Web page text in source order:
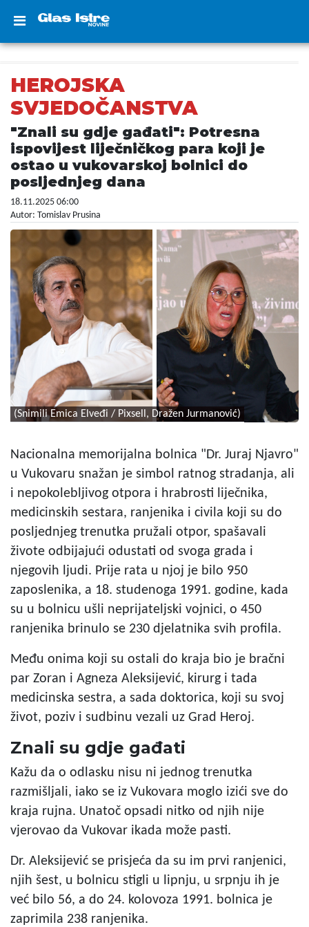
HEROJSKA
SVJEDOČANSTVA
"Znali su gdje gađati": Potresna
ispovijest liječničkog para koji je
ostao u vukovarskoj bolnici do
posljednjeg dana
18.11.2025 06:00
Autor: Tomislav Prusina
(Snimili Emica Elveđi / Pixsell, Dražen Jurmanović)
Nacionalna memorijalna bolnica "Dr. Juraj Njavro"
u Vukovaru snažan je simbol ratnog stradanja, ali
i nepokolebljivog otpora i hrabrosti liječnika,
medicinskih sestara, ranjenika i civila koji su do
posljednjeg trenutka pružali otpor, spašavali
živote odbijajući odustati od svoga grada i
njegovih ljudi. Prije rata u njoj je bilo 950
zaposlenika, a 18. studenoga 1991. godine, kada
su u bolnicu ušli neprijateljski vojnici, o 450
ranjenika brinulo se 230 djelatnika svih profila.
Među onima koji su ostali do kraja bio je bračni
par Zoran i Agneza Aleksijević, kirurg i tada
medicinska sestra, a sada doktorica, koji su svoj
život, poziv i sudbinu vezali uz Grad Heroj.
Znali su gdje gađati
Kažu da o odlasku nisu ni jednog trenutka
razmišljali, iako se iz Vukovara moglo izići sve do
kraja rujna. Unatoč opsadi nitko od njih nije
vjerovao da Vukovar ikada može pasti.
Dr. Aleksijević se prisjeća da su im prvi ranjenici,
njih šest, u bolnicu stigli u lipnju, u srpnju ih je
već bilo 56, a do 24. kolovoza 1991. bolnica je
zaprimila 238 ranjenika.